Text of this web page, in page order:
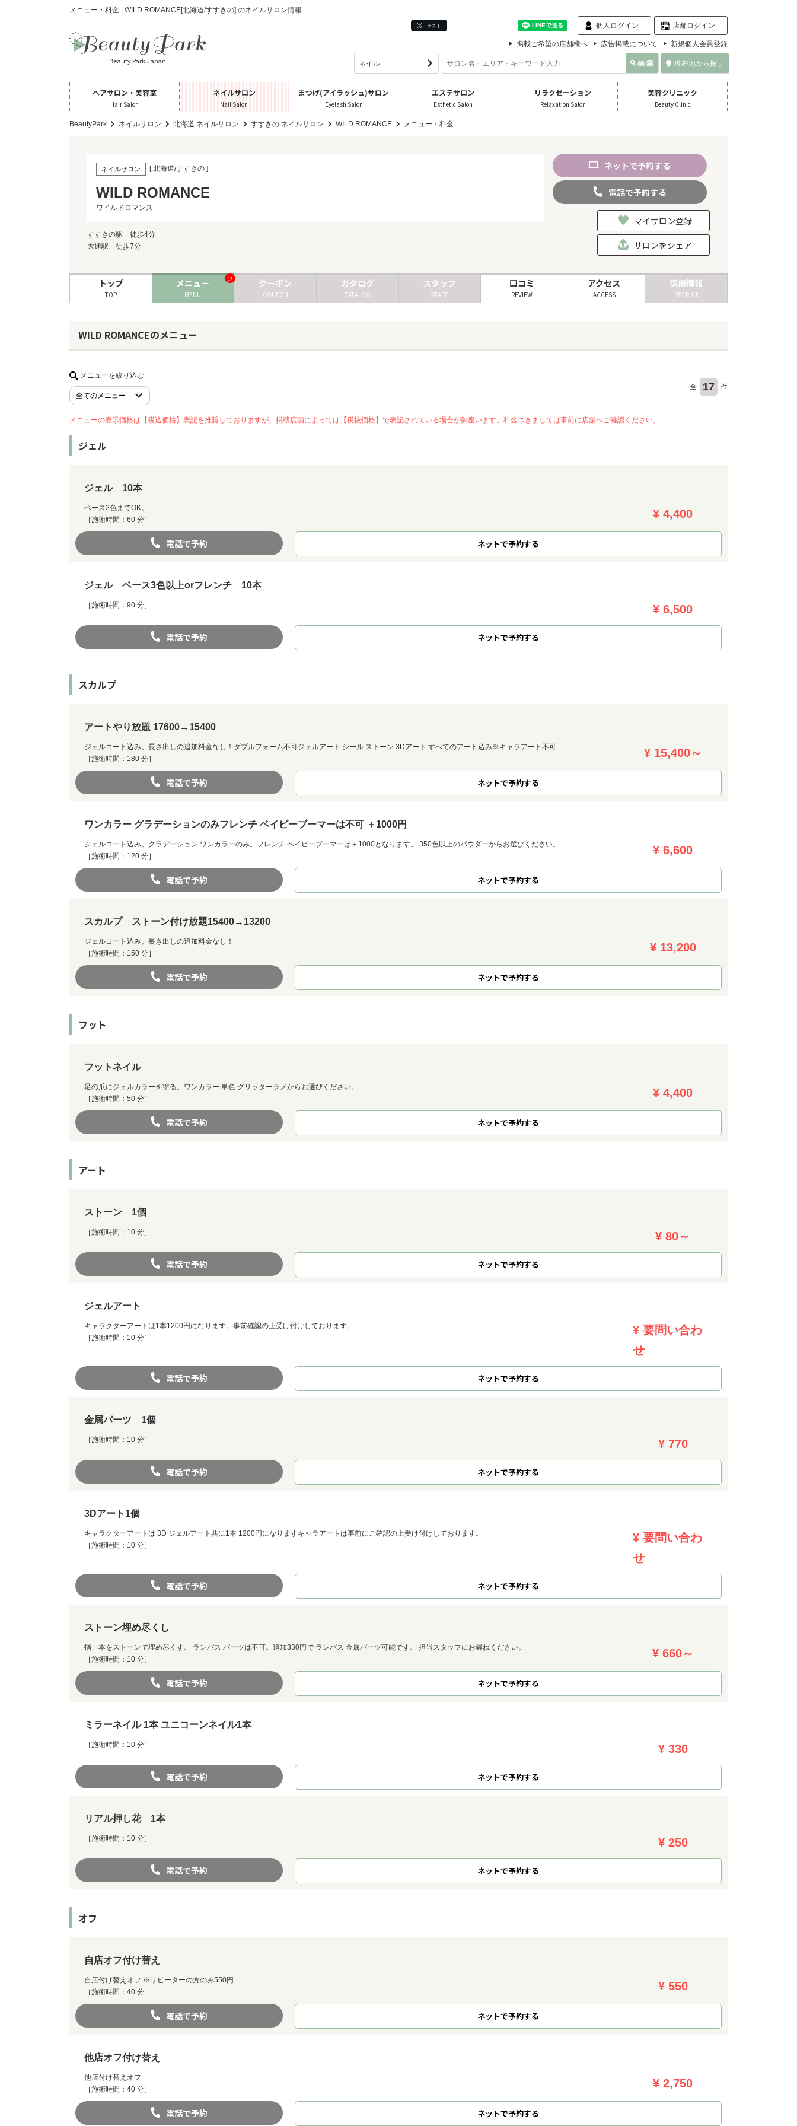
メニュー・料金 | WILD ROMANCE[北海道/すすきの] のネイルサロン情報
ポスト 個人ログイン 店舗ログイン
Beauty Park Japan
掲載ご希望の店舗様へ 広告掲載について 新規個人会員登録
現在地から探す
ヘアサロン・美容室
Hair Salon
ネイルサロン
Nail Salon
まつげ(アイラッシュ)サロン
Eyelash Salon
エステサロン
Esthetic Salon
リラクゼーション
Relaxation Salon
美容クリニック
Beauty Clinic
BeautyPark ネイルサロン 北海道 ネイルサロン すすきの ネイルサロン WILD ROMANCE メニュー・料金
ネイルサロン [ 北海道/すすきの ]
WILD ROMANCE
ワイルドロマンス
すすきの駅 徒歩4分
大通駅 徒歩7分
ネットで予約する
電話で予約する
マイサロン登録
サロンをシェア
トップ
TOP
メニュー
MENU
17 クーポン
COUPON
カタログ
CATALOG
スタッフ
STAFF
口コミ
REVIEW
アクセス
ACCESS
採用情報
RECRUIT
WILD ROMANCEのメニュー
メニューを絞り込む
全
17 件
メニューの表示価格は【税込価格】表記を推奨しておりますが、掲載店舗によっては【税抜価格】で表記されている場合が御座います。料金つきましては事前に店舗へご確認ください。
ジェル
ジェル 10本
ベース2色までOK。
［施術時間：60 分］
¥ 4,400
電話で予約 ネットで予約する
ジェル ベース3色以上orフレンチ 10本
［施術時間：90 分］ ¥ 6,500
電話で予約 ネットで予約する
スカルプ
アートやり放題 17600→15400
ジェルコート込み。長さ出しの追加料金なし！ダブルフォーム不可ジェルアート シール ストーン 3Dアート すべてのアート込み※キャラアート不可
［施術時間：180 分］
¥ 15,400～
電話で予約 ネットで予約する
ワンカラー グラデーションのみフレンチ ベイビーブーマーは不可 ＋1000円
ジェルコート込み。グラデーション ワンカラーのみ。フレンチ ベイビーブーマーは＋1000となります。 350色以上のパウダーからお選びください。
［施術時間：120 分］
¥ 6,600
電話で予約 ネットで予約する
スカルプ ストーン付け放題15400→13200
ジェルコート込み。長さ出しの追加料金なし！
［施術時間：150 分］
¥ 13,200
電話で予約 ネットで予約する
フット
フットネイル
足の爪にジェルカラーを塗る。ワンカラー 単色 グリッターラメからお選びください。
［施術時間：50 分］
¥ 4,400
電話で予約 ネットで予約する
アート
ストーン 1個
［施術時間：10 分］ ¥ 80～
電話で予約 ネットで予約する
ジェルアート
キャラクターアートは1本1200円になります。事前確認の上受け付けしております。
［施術時間：10 分］
¥ 要問い合わ
せ
電話で予約 ネットで予約する
金属パーツ 1個
［施術時間：10 分］ ¥ 770
電話で予約 ネットで予約する
3Dアート1個
キャラクターアートは 3D ジェルアート共に1本 1200円になりますキャラアートは事前にご確認の上受け付けしております。
［施術時間：10 分］
¥ 要問い合わ
せ
電話で予約 ネットで予約する
ストーン埋め尽くし
指一本をストーンで埋め尽くす。 ランパス パーツは不可。追加330円で ランパス 金属パーツ可能です。 担当スタッフにお尋ねください。
［施術時間：10 分］
¥ 660～
電話で予約 ネットで予約する
ミラーネイル 1本 ユニコーンネイル1本
［施術時間：10 分］ ¥ 330
電話で予約 ネットで予約する
リアル押し花 1本
［施術時間：10 分］ ¥ 250
電話で予約 ネットで予約する
オフ
自店オフ付け替え
自店付け替えオフ ※リピーターの方のみ550円
［施術時間：40 分］
¥ 550
電話で予約 ネットで予約する
他店オフ付け替え
他店付け替えオフ
［施術時間：40 分］
¥ 2,750
電話で予約 ネットで予約する